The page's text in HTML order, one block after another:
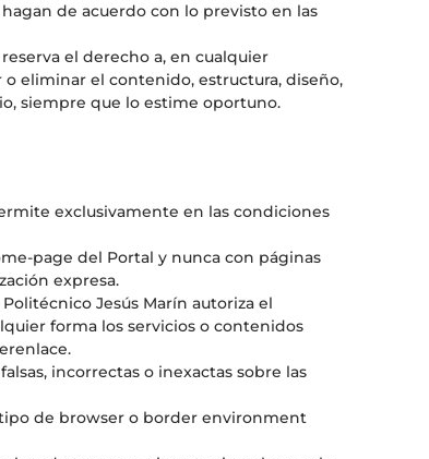
de acuerdo con lo previsto en las
el derecho a, en cualquier
eliminar el contenido, estructura, diseño,
siempre que lo estime oportuno.
exclusivamente en las condiciones
page del Portal y nunca con páginas
expresa.
Jesús Marín autoriza el
forma los servicios o contenidos
incorrectas o inexactas sobre las
de browser o border environment